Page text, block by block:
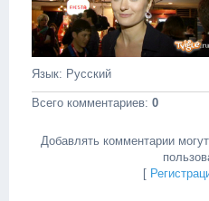
Язык: Русский
Всего комментариев: 0
Добавлять комментарии
[